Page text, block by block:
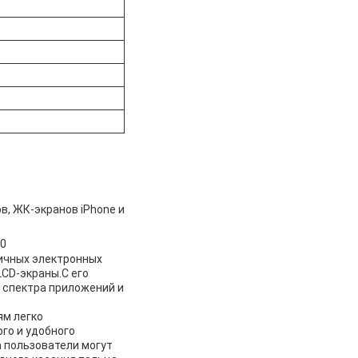
ЖК-экранов iPhone и
электронных
экраны.С его
приложений и
легко
и удобного
могут